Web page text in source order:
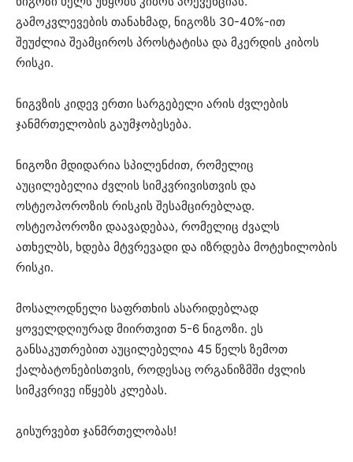
გამოკვლევების თანახმად, ნიგოზს 30-40%-ით
შეუძლია შეამციროს პროსტატისა და მკერდის კიბოს
რისკი.
ნიგვზის კიდევ ერთი სარგებელი არის ძვლების
ჯანმრთელობის გაუმჯობესება.
ნიგოზი მდიდარია სპილენძით, რომელიც
აუცილებელია ძვლის სიმკვრივისთვის და
ოსტეოპოროზის რისკის შესამცირებლად.
ოსტეოპოროზი დაავადებაა, რომელიც ძვალს
ათხელბს, ხდება მტვრევადი და იზრდება მოტეხილობის
რისკი.
მოსალოდნელი საფრთხის ასარიდებლად
ყოველდღიურად მიირთვით 5-6 ნიგოზი. ეს
განსაკუთრებით აუცილებელია 45 წელს ზემოთ
ქალბატონებისთვის, როდესაც ორგანიზმში ძვლის
სიმკვრივე იწყებს კლებას.
გისურვებთ ჯანმრთელობას!